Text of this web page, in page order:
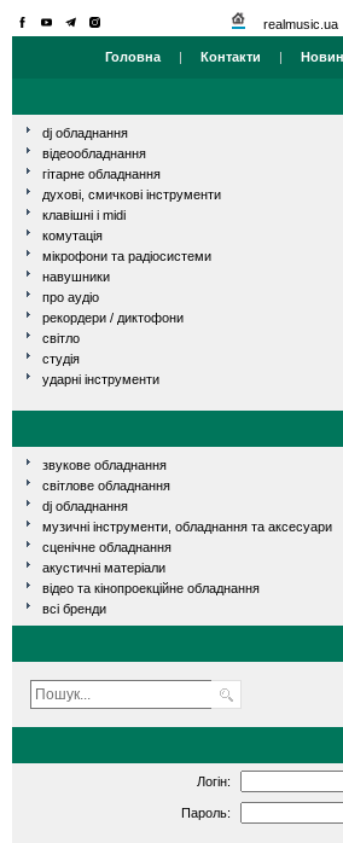
realmusic.ua
Головна | Контакти |
dj обладнання
відеообладнання
гітарне обладнання
духові, смичкові інструменти
клавішні і midi
комутація
мікрофони та радіосистеми
навушники
про аудіо
рекордери / диктофони
світло
студія
ударні інструменти
звукове обладнання
світлове обладнання
dj обладнання
музичні інструменти, обладнання та аксесуари
сценічне обладнання
акустичні матеріали
відео та кінопроекційне обладнання
всі бренди
Логін:
Пароль: